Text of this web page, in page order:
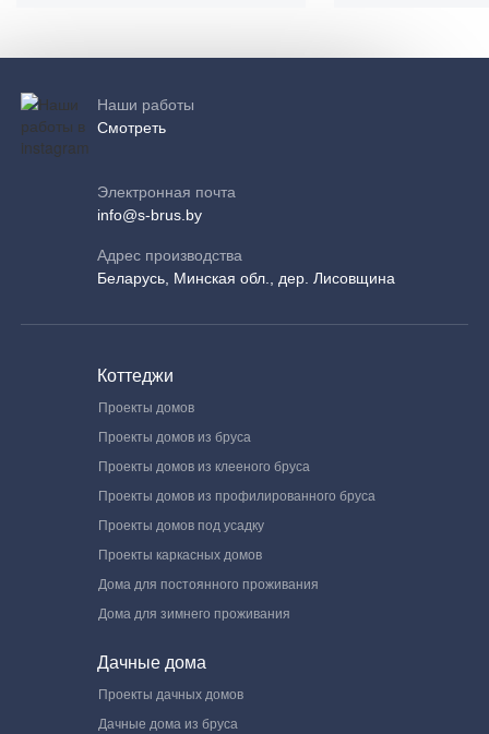
Наши работы
Смотреть
Электронная почта
info@s-brus.by
Адрес производства
Беларусь, Минская обл., дер. Лисовщина
Коттеджи
Проекты домов
Проекты домов из бруса
Проекты домов из клееного бруса
Проекты домов из профилированного бруса
Проекты домов под усадку
Проекты каркасных домов
Дома для постоянного проживания
Дома для зимнего проживания
Дачные дома
Проекты дачных домов
Дачные дома из бруса